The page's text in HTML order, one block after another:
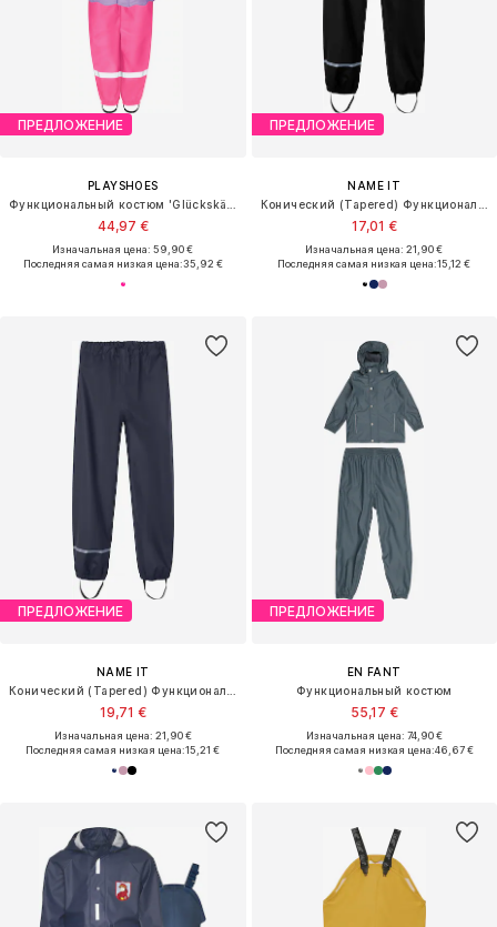
ПРЕДЛОЖЕНИЕ
PLAYSHOES
44,97 €
Изначальная цена: 59,90 €
Последняя самая низкая цена:35,92 €
ПРЕДЛОЖЕНИЕ
NAME IT
17,01 €
Изначальная цена: 21,90 €
Последняя самая низкая цена:15,12 €
ПРЕДЛОЖЕНИЕ
NAME IT
19,71 €
Изначальная цена: 21,90 €
Последняя самая низкая цена:15,21 €
ПРЕДЛОЖЕНИЕ
EN FANT
Функциональный костюм
55,17 €
Изначальная цена: 74,90 €
Последняя самая низкая цена:46,67 €